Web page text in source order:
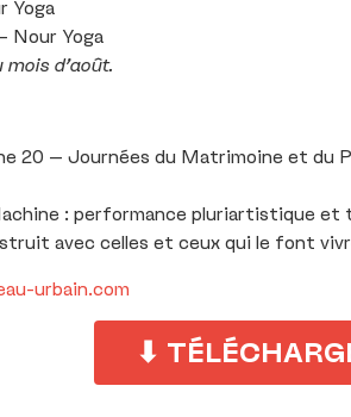
Yoga
Nour Yoga
d’août.
20 – Journées du Matrimoine et du
: performance pluriartistique et
avec celles et ceux qui le font
urbain.com
⬇